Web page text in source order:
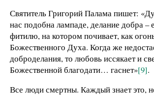
Святитель Григорий Палама пишет:
нас подобна лампаде, делание добра –
фитилю, на котором почивает, как
Божественного Духа. Когда же
доброделания, то любовь иссякает и
Божественной благодати… гаснет»[9].
Все люди смертны. Каждый знает это,